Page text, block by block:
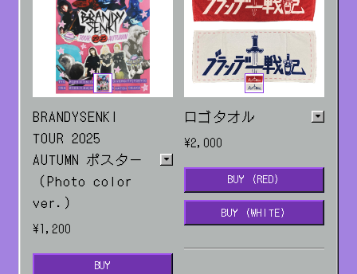
BRANDYSENKI
TOUR 2025
AUTUMN ポスター
（Photo color
ver.）
¥1,200
BUY
ロゴタオル
¥2,000
BUY (RED)
BUY (WHITE)
レッドアイ(赤)/ホワイ